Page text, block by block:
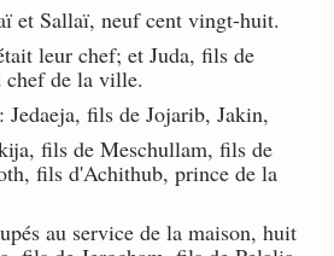
et Sallaï, neuf cent vingt-huit.
leur chef; et Juda, fils de
chef de la ville.
Jedaeja, fils de Jojarib, Jakin,
fils de Meschullam, fils de
fils d'Achithub, prince de la
au service de la maison, huit